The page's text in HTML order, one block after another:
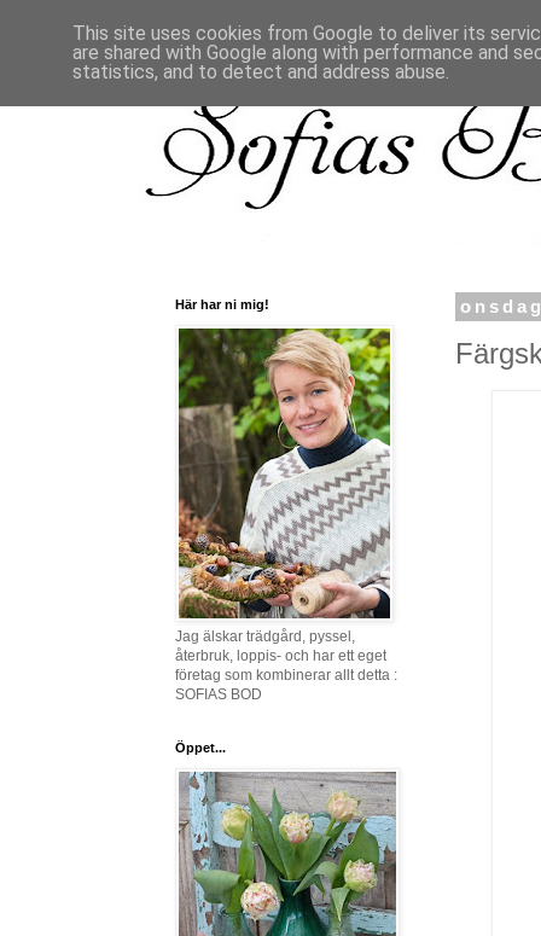
Här har ni mig!
Jag älskar trädgård, pyssel,
återbruk, loppis- och har ett eget
företag som kombinerar allt detta :
SOFIAS BOD
Öppet...
This site uses cookies from Google to deliver its
are shared with Google along with performance and
statistics, and to detect and address abuse.